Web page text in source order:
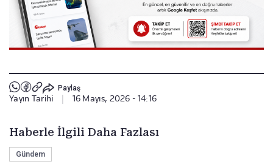
Paylaş
Yayın Tarihi 16 Mayıs, 2026 - 14:16
Haberle İlgili Daha Fazlası
Gündem